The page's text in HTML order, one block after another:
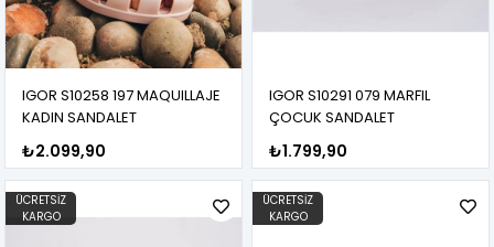
IGOR S10258 197 MAQUILLAJE
KADIN SANDALET
₺2.099,90
IGOR S10291 079 MARFIL
ÇOCUK SANDALET
₺1.799,90
ÜCRETSIZ
KARGO
ÜCRETSIZ
KARGO